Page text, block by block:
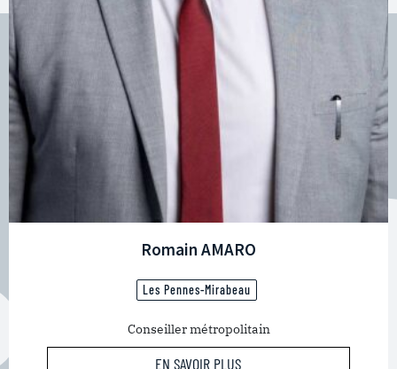
Romain AMARO
Les Pennes-Mirabeau
Conseiller métropolitain
EN SAVOIR PLUS